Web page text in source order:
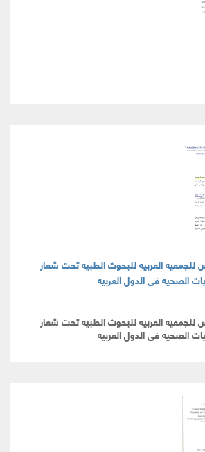
للجمعيه العربيه للبحوث الطبيه تحت شعار
الصحيه فى الدول العربيه
للجمعيه العربيه للبحوث الطبيه تحت شعار
الصحيه فى الدول العربيه